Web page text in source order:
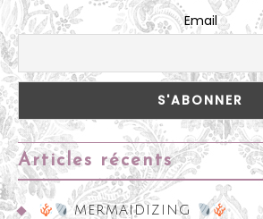
Email
Articles récents
MERMAIDIZING